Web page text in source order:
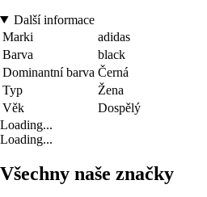
Další informace
Marki
adidas
Barva
black
Dominantní barva Černá
Typ
Žena
Věk
Dospělý
Loading...
Loading...
Všechny naše značky